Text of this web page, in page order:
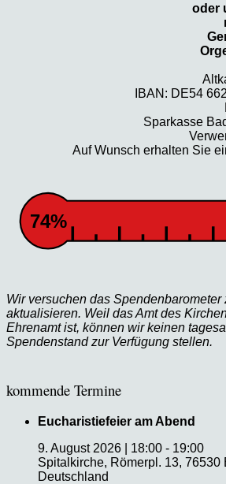
oder
IBAN: DE54
Sparkasse
Auf Wunsch erhalten Sie
74%
Wir versuchen das Spendenbarometer
aktualisieren. Weil das Amt des
Ehrenamt ist, können wir keinen
Spendenstand zur Verfügung stellen.
kommende Termine
Eucharistiefeier am Abend
9. August 2026
18:00 - 19:00
Spitalkirche, Römerpl. 13, 76530
Deutschland